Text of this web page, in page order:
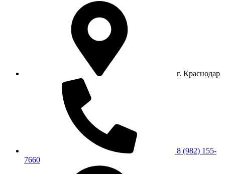
г. Краснодар
8 (982) 155-
7660